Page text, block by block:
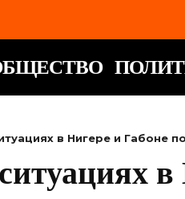
в Нигере и Габоне